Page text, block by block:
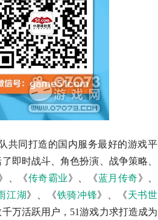
同打造的国内服务最好的游戏平
即时战斗、角色扮演、战争策略、
、《传奇霸业》、《蓝月传奇》、
江湖》、《铁骑冲锋》、《天书世
万活跃用户，51游戏力求打造成为